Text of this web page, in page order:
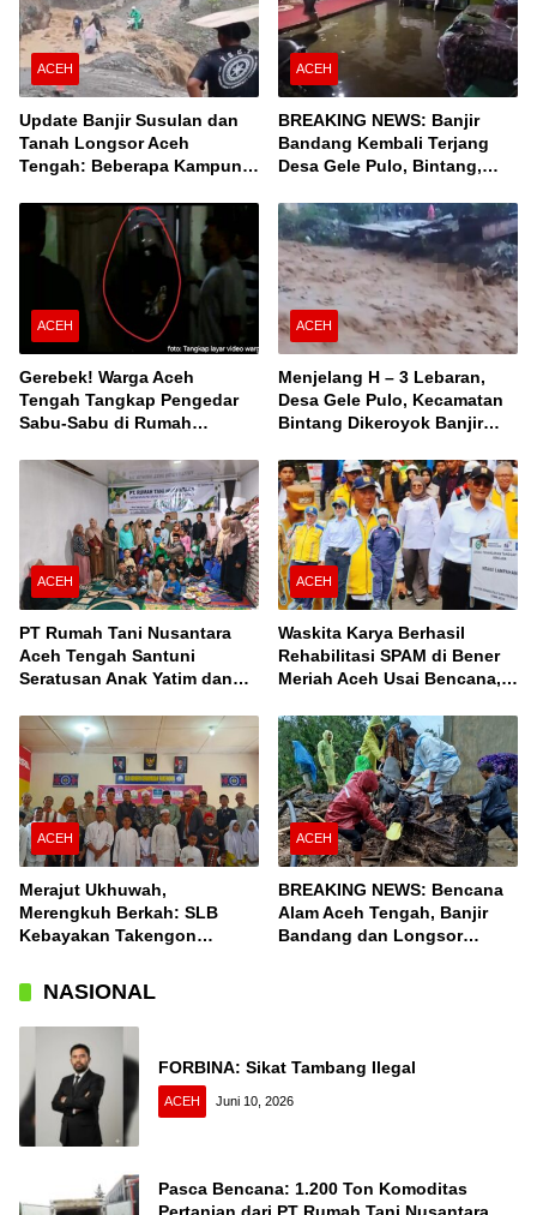
ACEH
Update Banjir Susulan dan
Tanah Longsor Aceh
Tengah: Beberapa Kampung
ACEH
BREAKING NEWS: Banjir
Bandang Kembali Terjang
Desa Gele Pulo, Bintang,
ACEH
Gerebek! Warga Aceh
Tengah Tangkap Pengedar
Sabu-Sabu di Rumah
ACEH
Menjelang H – 3 Lebaran,
Desa Gele Pulo, Kecamatan
Bintang Dikeroyok Banjir
ACEH
PT Rumah Tani Nusantara
Aceh Tengah Santuni
Seratusan Anak Yatim dan
Puasa Bersama
ACEH
Waskita Karya Berhasil
Rehabilitasi SPAM di Bener
Meriah Aceh Usai Bencana,
Air Bagi 3.000 KK
ACEH
Merajut Ukhuwah,
Merengkuh Berkah: SLB
Kebayakan Takengon
ACEH
BREAKING NEWS: Bencana
Alam Aceh Tengah, Banjir
Bandang dan Longsor
NASIONAL
FORBINA: Sikat Tambang Ilegal
ACEH Juni 10, 2026
Pasca Bencana: 1.200 Ton Komoditas
Pertanian dari PT Rumah Tani Nusantara